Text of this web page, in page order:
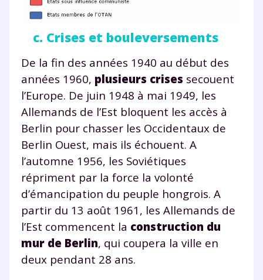
c. Crises et bouleversements
De la fin des années 1940 au début des
années 1960, plusieurs crises secouent
l’Europe. De juin 1948 à mai 1949, les
Allemands de l’Est bloquent les accès à
Berlin pour chasser les Occidentaux de
Berlin Ouest, mais ils échouent. A
l’automne 1956, les Soviétiques
répriment par la force la volonté
d’émancipation du peuple hongrois. A
partir du 13 août 1961, les Allemands de
l’Est commencent la construction du
mur de Berlin, qui coupera la ville en
deux pendant 28 ans.